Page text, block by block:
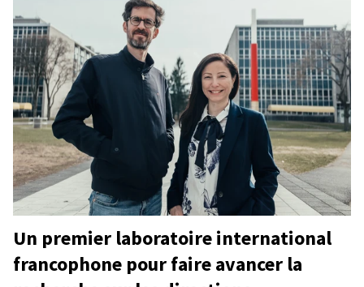
Un premier laboratoire international
francophone pour faire avancer la